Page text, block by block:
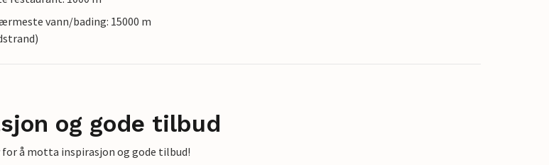
vann/bading: 15000 m
og gode tilbud
å motta inspirasjon og gode tilbud!